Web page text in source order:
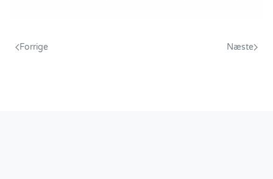
Forrige Næste